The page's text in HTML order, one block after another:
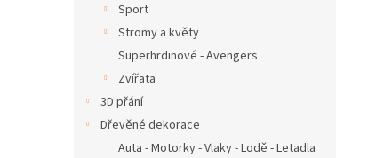
Sport
Stromy a květy
Superhrdinové - Avengers
Zvířata
3D přání
Dřevěné dekorace
Auta - Motorky - Vlaky - Lodě - Letadla